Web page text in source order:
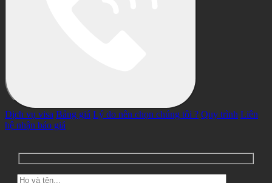
Dịch vụ visa Bảng giá Lý do nên chọn chúng tôi ? Quy trình Liên
hệ nhận báo giá